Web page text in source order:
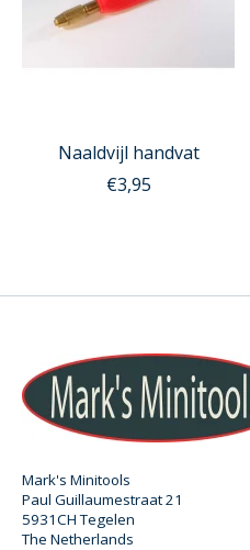
Naaldvijl handvat
€3,95
Mark's Minitools
Paul Guillaumestraat 21
5931CH Tegelen
The Netherlands